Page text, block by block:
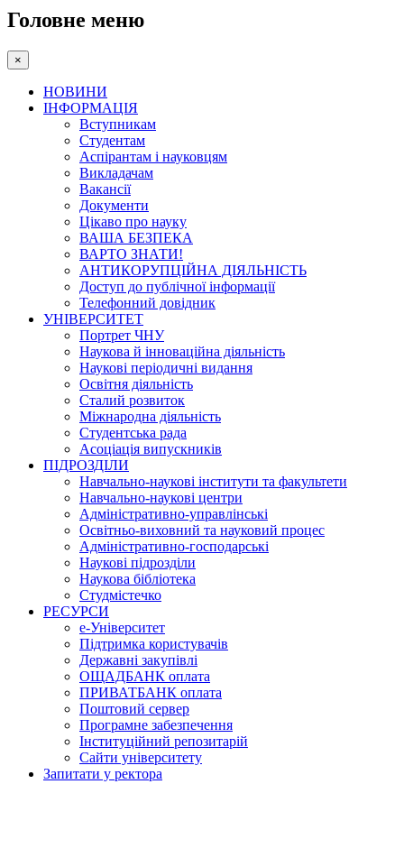
Головне меню
×
НОВИНИ
ІНФОРМАЦІЯ
Вступникам
Студентам
Аспірантам і науковцям
Викладачам
Вакансії
Документи
Цікаво про науку
ВАША БЕЗПЕКА
ВАРТО ЗНАТИ!
АНТИКОРУПЦІЙНА ДІЯЛЬНІСТЬ
Доступ до публічної інформації
Телефонний довідник
УНІВЕРСИТЕТ
Портрет ЧНУ
Наукова й інноваційна діяльність
Наукові періодичні видання
Освітня діяльність
Сталий розвиток
Міжнародна діяльність
Студентська рада
Асоціація випускників
ПІДРОЗДІЛИ
Навчально-наукові інститути та факультети
Навчально-наукові центри
Адміністративно-управлінські
Освітньо-виховний та науковий процес
Адміністративно-господарські
Наукові підрозділи
Наукова бібліотека
Студмістечко
РЕСУРСИ
е-Університет
Підтримка користувачів
Державні закупівлі
ОЩАДБАНК оплата
ПРИВАТБАНК оплата
Поштовий сервер
Програмне забезпечення
Інституційний репозитарій
Сайти університету
Запитати у ректора